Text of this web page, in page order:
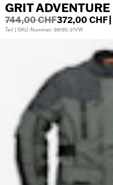
GRIT
744,00 CHF372,00 CHF
Teil | SKU-Nummer: 98185-21VW